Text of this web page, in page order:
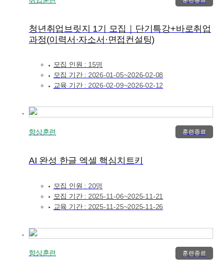
청년취업브릿지 1기 모집｜단기특강+바로취업
과정(이력서·자소서·면접컨설팅)
모집 인원 : 15명
모집 기간 : 2026-01-05~2026-02-08
교육 기간 : 2026-02-09~2026-02-12
향상훈련 훈련종료
AI 완성 한글 엑셀 핵심치트키
모집 인원 : 20명
모집 기간 : 2025-11-06~2025-11-21
교육 기간 : 2025-11-25~2025-11-26
향상훈련 훈련종료